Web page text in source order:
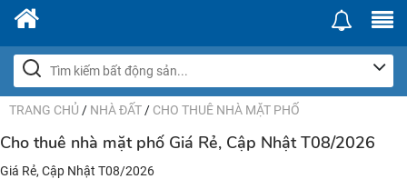
TRANG CHỦ / NHÀ ĐẤT / CHO THUÊ NHÀ MẶT PHỐ
Cho thuê nhà mặt phố Giá Rẻ, Cập Nhật T08/2026
Giá Rẻ, Cập Nhật T08/2026